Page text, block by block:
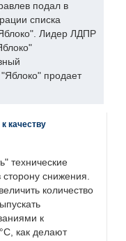
подал в
списка
Лидер ЛДПР
продает
качеству
технические
сторону снижения.
количество
к
как делают